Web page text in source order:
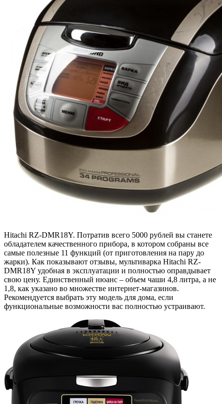
Hitachi RZ-DMR18Y. Потратив всего 5000 рублей вы станете
обладателем качественного прибора, в котором собраны все
самые полезные 11 функций (от приготовления на пару до
жарки). Как показывают отзывы, мультиварка Hitachi RZ-
DMR18Y удобная в эксплуатации и полностью оправдывает
свою цену. Единственный нюанс – объем чаши 4,8 литра, а не
1,8, как указано во множестве интернет-магазинов.
Рекомендуется выбрать эту модель для дома, если
функциональные возможности вас полностью устраивают.